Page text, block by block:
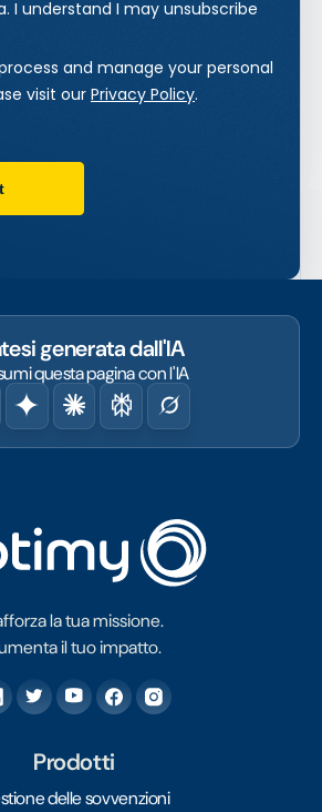
generata dall'IA
questa pagina con l'IA
la tua missione.
il tuo impatto.
Prodotti
delle sovvenzioni